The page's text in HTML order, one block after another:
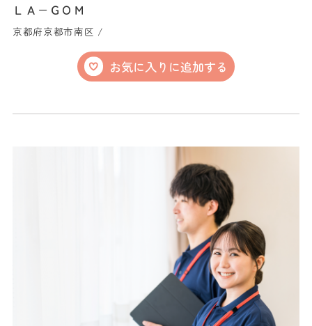
ＬＡ−ＧＯＭ
京都府京都市南区 /
お気に入りに追加する